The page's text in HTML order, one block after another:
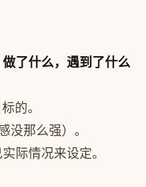
了什么，遇到了什么
的。
那么强）。
际情况来设定。